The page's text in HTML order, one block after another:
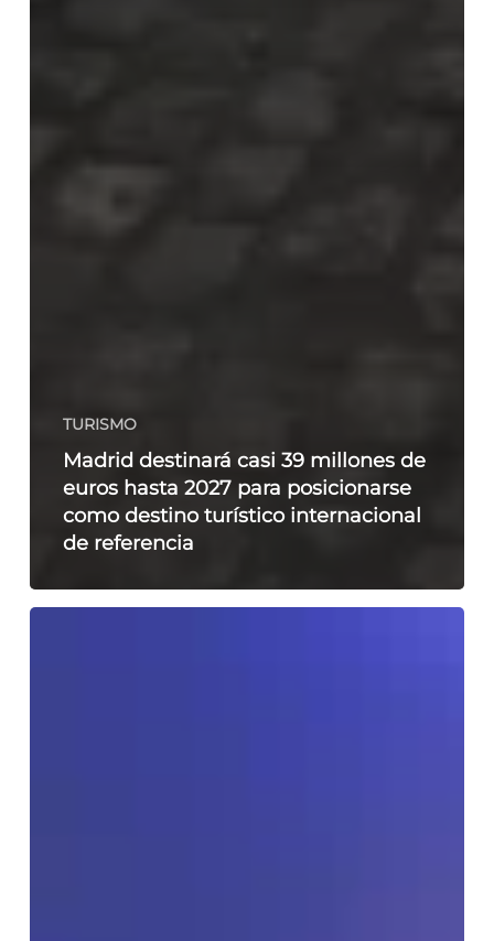
TURISMO
Madrid destinará casi 39 millones de
euros hasta 2027 para posicionarse
como destino turístico internacional
de referencia